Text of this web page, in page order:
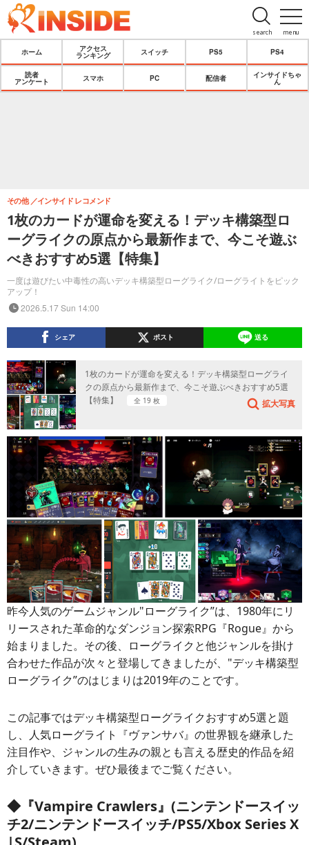
menu
search
ホーム
アクセス
ランキング
スイッチ PS5 PS4
読者
アンケート
スマホ PC 配信者
インサイドちゃ
ん
1枚のカードが運命を変える！デッキ構築型ロ
ーグライクの原点から最新作まで、今こそ遊ぶ
べきおすすめ5選【特集】
一度は遊びたい中毒性の高いデッキ構築型ローグライク/ローグライトをピック
アップ！
その他 インサイド レコメンド
2026.5.17 Sun 14:00
シェア ポスト 送る
1枚のカードが運命を変える！デッキ構築型ローグライ
クの原点から最新作まで、今こそ遊ぶべきおすすめ5選
【特集】
全 19 枚 拡大写真
昨今人気のゲームジャンル"ローグライク”は、1980年にリ
リースされた革命的なダンジョン探索RPG『Rogue』から
始まりました。その後、ローグライクと他ジャンルを掛け
合わせた作品が次々と登場してきましたが、"デッキ構築型
ローグライク”のはじまりは2019年のことです。
この記事ではデッキ構築型ローグライクおすすめ5選と題
し、人気ローグライト『ヴァンサバ』の世界観を継承した
注目作や、ジャンルの生みの親とも言える歴史的作品を紹
介していきます。ぜひ最後までご覧ください。
◆『Vampire Crawlers』(ニンテンドースイッ
チ2/ニンテンドースイッチ/PS5/Xbox Series X